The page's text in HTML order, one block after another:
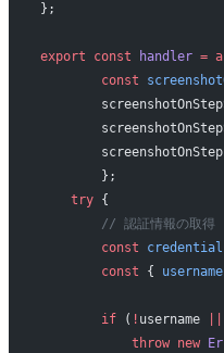
};
export const handler =
        const
        };
    try
{
        // 認証情報の取得
        const
        const
{ username
        if
( ! username
            throw
new